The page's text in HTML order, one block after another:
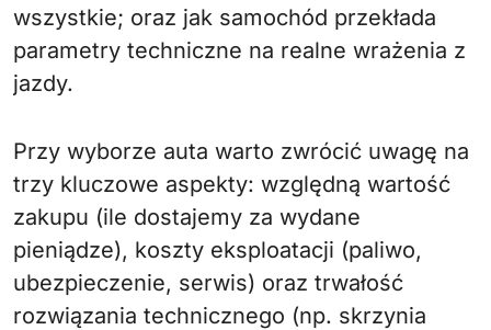
wszystkie; oraz jak samochód przekłada
parametry techniczne na realne wrażenia z
jazdy.
Przy wyborze auta warto zwrócić uwagę na
trzy kluczowe aspekty: względną wartość
zakupu (ile dostajemy za wydane
pieniądze), koszty eksploatacji (paliwo,
ubezpieczenie, serwis) oraz trwałość
rozwiązania technicznego (np. skrzynia